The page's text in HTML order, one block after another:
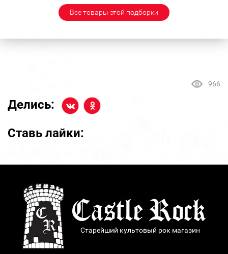
Все товары этой подборки
966
Делись:
Ставь лайки:
Старейший культовый рок магазин